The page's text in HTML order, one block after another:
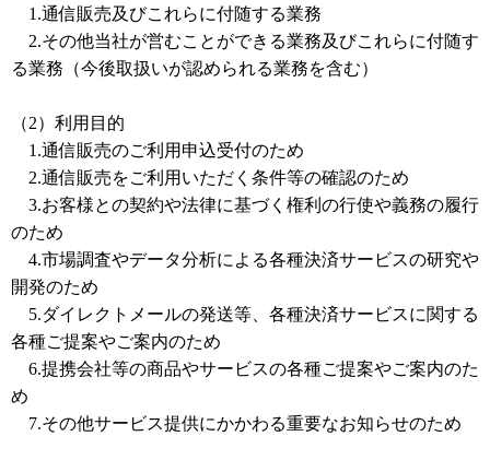
1.通信販売及びこれらに付随する業務
2.その他当社が営むことができる業務及びこれらに付随す
る業務（今後取扱いが認められる業務を含む）
（2）利用目的
1.通信販売のご利用申込受付のため
2.通信販売をご利用いただく条件等の確認のため
3.お客様との契約や法律に基づく権利の行使や義務の履行
のため
4.市場調査やデータ分析による各種決済サービスの研究や
開発のため
5.ダイレクトメールの発送等、各種決済サービスに関する
各種ご提案やご案内のため
6.提携会社等の商品やサービスの各種ご提案やご案内のた
め
7.その他サービス提供にかかわる重要なお知らせのため